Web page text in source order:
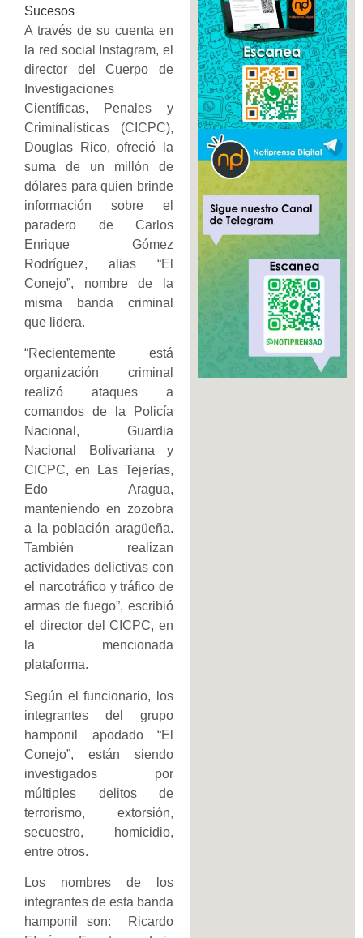
Sucesos
A través de su cuenta en
la red social Instagram, el
director del Cuerpo de
Investigaciones
Científicas, Penales y
Criminalísticas (CICPC),
Douglas Rico, ofreció la
suma de un millón de
dólares para quien brinde
información sobre el
paradero de Carlos
Enrique Gómez
Rodríguez, alias “El
Conejo”, nombre de la
misma banda criminal
que lidera.
“Recientemente está
organización criminal
realizó ataques a
comandos de la Policía
Nacional, Guardia
Nacional Bolivariana y
CICPC, en Las Tejerías,
Edo Aragua,
manteniendo en zozobra
a la población aragüeña.
También realizan
actividades delictivas con
el narcotráfico y tráfico de
armas de fuego”, escribió
el director del CICPC, en
la mencionada
plataforma.
Según el funcionario, los
integrantes del grupo
hamponil apodado “El
Conejo”, están siendo
investigados por
múltiples delitos de
terrorismo, extorsión,
secuestro, homicidio,
entre otros.
Los nombres de los
integrantes de esta banda
hamponil son: Ricardo